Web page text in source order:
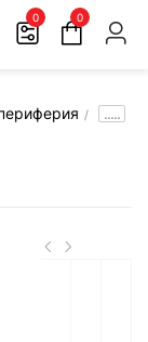
0 0
.....